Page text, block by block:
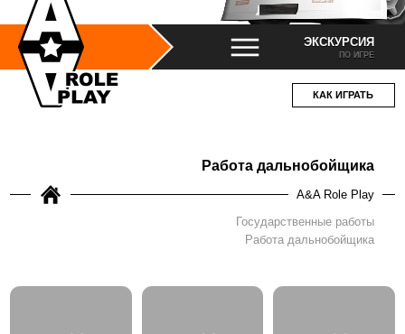
ЭКСКУРСИЯ
ПО ИГРЕ
КАК ИГРАТЬ
Работа дальнобойщика
A&A Role Play
Государственные работы
Работа дальнобойщика